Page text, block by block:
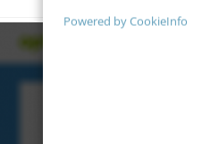
Powered by CookieInfo